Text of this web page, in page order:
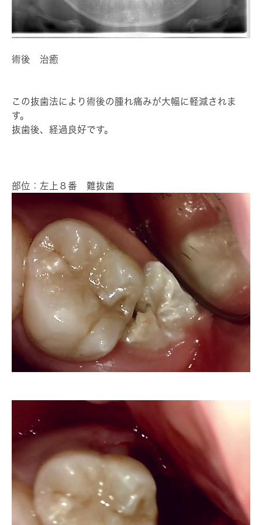
術後 治癒
この抜歯法により術後の腫れ痛みが大幅に軽減されま
す。
抜歯後、経過良好です。
部位：左上８番 難抜歯